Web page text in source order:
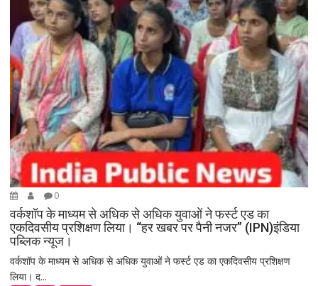
0
वर्कशॉप के माध्यम से अधिक से अधिक युवाओं ने फर्स्ट एड का
एकदिवसीय प्रशिक्षण लिया। “हर खबर पर पैनी नजर” (IPN)इंडिया
पब्लिक न्यूज।
वर्कशॉप के माध्यम से अधिक से अधिक युवाओं ने फर्स्ट एड का एकदिवसीय प्रशिक्षण
लिया। द...